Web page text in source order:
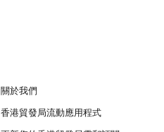
關於我們
香港貿發局流動應用程式